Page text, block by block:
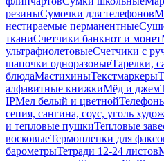
резиныСумочки для телефонов
нестираемые перманентные
тканиСчетчики банкнот и монет
ультрафиолетовыеСчетчики с
шапочки одноразовыеТарелки,
блюдаМастихиныТекстмаркеры
алфавитные книжкиМёд и джем
IPМел белый и цветной
сепия, сангина, соус, уголь
и тепловые пушкиТепловые
восковыеТермопленки для
барометрыТетради 12-24 листов